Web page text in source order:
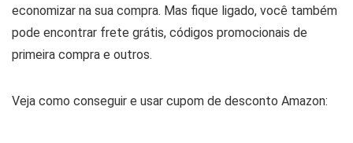
Sex Shop
Shopping
economizar na sua compra. Mas fique ligado, você também
pode encontrar frete grátis, códigos promocionais de
primeira compra e outros.
Veja como conseguir e usar cupom de desconto Amazon: